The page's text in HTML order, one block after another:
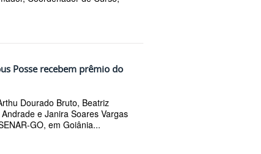
Posse recebem prêmio do
Dourado Bruto, Beatriz
e Janira Soares Vargas
GO, em Goiânia...